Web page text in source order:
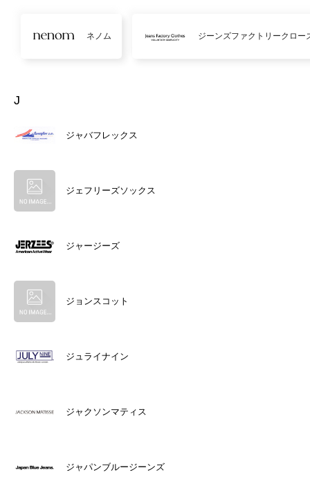
ネノム ジーンズファクトリークロー
J
ジャバフレックス
ジェフリーズソックス
ジャージーズ
ジョンスコット
ジュライナイン
ジャクソンマティス
ジャパンブルージーンズ